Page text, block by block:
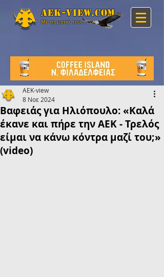
Aek-view.com
Με τη ματιά του...
Βαφειάς για Ηλιόπουλο: «Καλά
έκανε και πήρε την ΑΕΚ - Τρελός
είμαι να κάνω κόντρα μαζί του;»
(video)
AEK-view
8 Νοε 2024